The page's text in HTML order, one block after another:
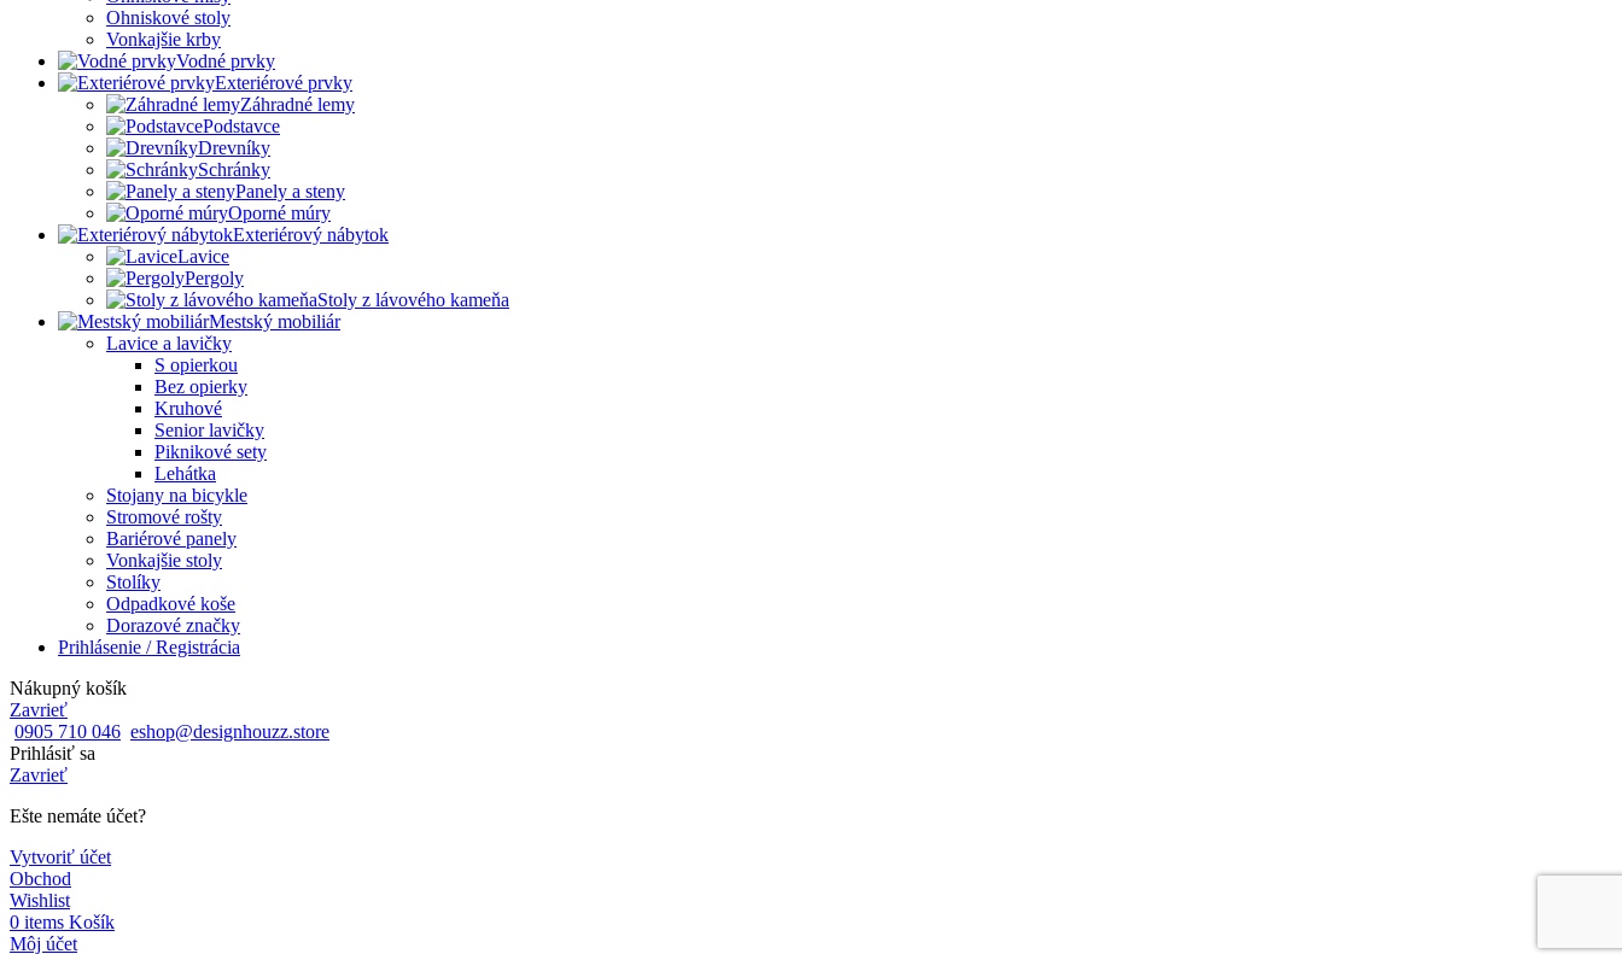
Ohniskové stoly
Vonkajšie krby
Vodné prvky
Exteriérové prvky
Záhradné lemy
Podstavce
Drevníky
Schránky
Panely a steny
Oporné múry
Exteriérový nábytok
Lavice
Pergoly
Stoly z lávového kameňa
Mestský mobiliár
Lavice a lavičky
S opierkou
Bez opierky
Kruhové
Senior lavičky
Piknikové sety
Lehátka
Stojany na bicykle
Stromové rošty
Bariérové panely
Vonkajšie stoly
Stolíky
Odpadkové koše
Dorazové značky
Prihlásenie / Registrácia
Nákupný košík
Zavrieť
0905 710 046 eshop@designhouzz.store
Prihlásiť sa
Zavrieť
Ešte nemáte účet?
Vytvoriť účet
Obchod
Wishlist
0 items Košík
Môj účet